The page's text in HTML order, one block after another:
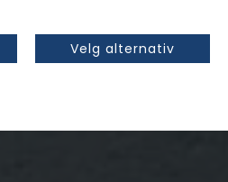
Velg alternativ